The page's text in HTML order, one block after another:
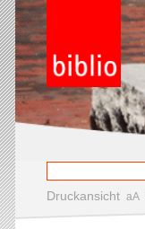
Druckansicht aA